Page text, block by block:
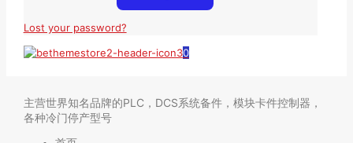
Lost your password?
0
主营世界知名品牌的PLC，DCS系统备件，模块卡件控制器，
各种冷门停产型号